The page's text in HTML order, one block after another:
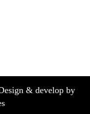
& develop by